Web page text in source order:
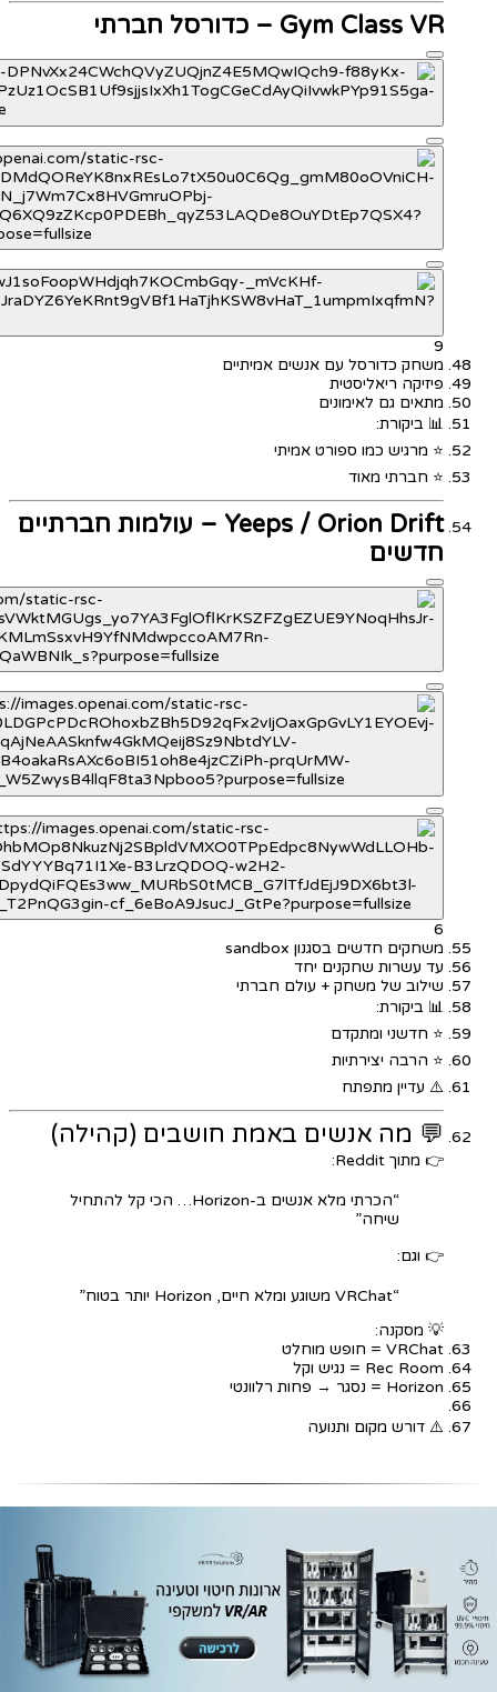
Gym Class VR – כדורסל חברתי
9
משחק כדורסל עם אנשים אמיתיים
פיזיקה ריאליסטית
מתאים גם לאימונים
📊 ביקורת:
⭐ מרגיש כמו ספורט אמיתי
⭐ חברתי מאוד
Yeeps / Orion Drift – עולמות חברתיים
חדשים
6
משחקים חדשים בסגנון sandbox
עד עשרות שחקנים יחד
שילוב של משחק + עולם חברתי
📊 ביקורת:
⭐ חדשני ומתקדם
⭐ הרבה יצירתיות
⚠️ עדיין מתפתח
💬 מה אנשים באמת חושבים (קהילה)
👉 מתוך Reddit:
“הכרתי מלא אנשים ב-Horizon… הכי קל להתחיל
שיחה”
👉 וגם:
“VRChat משוגע ומלא חיים, Horizon יותר בטוח”
💡 מסקנה:
VRChat = חופש מוחלט
Rec Room = נגיש וקל
Horizon = נסגר → פחות רלוונטי
⚠️ דורש מקום ותנועה